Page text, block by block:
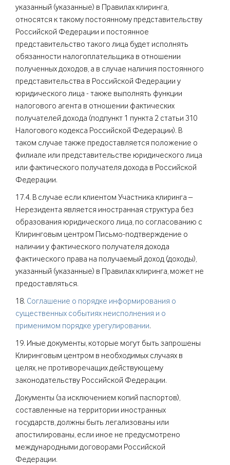
указанный (указанные) в Правилах клиринга,
относятся к такому постоянному представительству
Российской Федерации и постоянное
представительство такого лица будет исполнять
обязанности налогоплательщика в отношении
полученных доходов, а в случае наличия постоянного
представительства в Российской Федерации у
юридического лица - также выполнять функции
налогового агента в отношении фактических
получателей дохода (подпункт 1 пункта 2 статьи 310
Налогового кодекса Российской Федерации). В
таком случае также предоставляется положение о
филиале или представительстве юридического лица
или фактического получателя дохода в Российской
Федерации.
17.4. В случае если клиентом Участника клиринга –
Нерезидента является иностранная структура без
образования юридического лица, по согласованию с
Клиринговым центром Письмо-подтверждение о
наличии у фактического получателя дохода
фактического права на получаемый доход (доходы),
указанный (указанные) в Правилах клиринга, может не
предоставляться.
18. Соглашение о порядке информирования о
существенных событиях неисполнения и о
применимом порядке урегулировании.
19. Иные документы, которые могут быть запрошены
Клиринговым центром в необходимых случаях в
целях, не противоречащих действующему
законодательству Российской Федерации.
Документы (за исключением копий паспортов),
составленные на территории иностранных
государств, должны быть легализованы или
апостилированы, если иное не предусмотрено
международными договорами Российской
Федерации.